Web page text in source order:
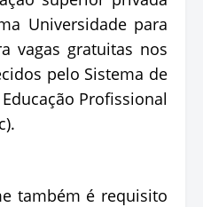
Universidade para
vagas gratuitas nos
pelo Sistema de
Profissional
também é requisito